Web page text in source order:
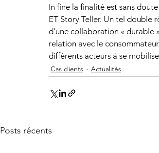
In fine la finalité est sans
ET Story Teller. Un tel
d’une collaboration « durable
relation avec le
différents acteurs à se
Cas clients Actualités
Posts récents